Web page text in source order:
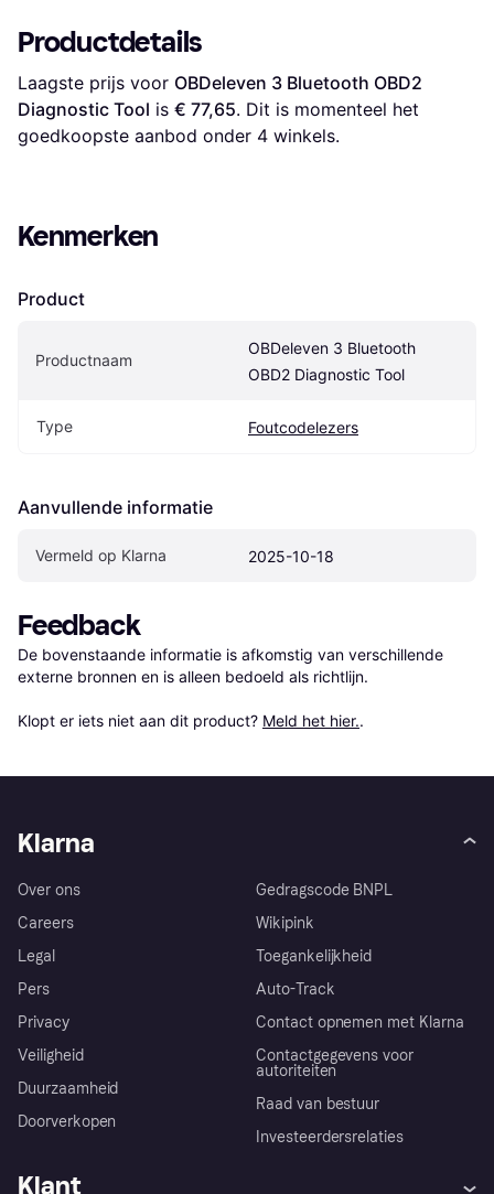
Productdetails
Laagste prijs voor OBDeleven 3 Bluetooth OBD2
Diagnostic Tool is € 77,65. Dit is momenteel het
goedkoopste aanbod onder 4 winkels.
Kenmerken
Product
Productnaam
OBDeleven 3 Bluetooth
OBD2 Diagnostic Tool
Type Foutcodelezers
Aanvullende informatie
Vermeld op Klarna 2025-10-18
Feedback
De bovenstaande informatie is afkomstig van verschillende
externe bronnen en is alleen bedoeld als richtlijn.
Klopt er iets niet aan dit product? Meld het hier..
Klarna
Over ons
Careers
Legal
Pers
Privacy
Veiligheid
Duurzaamheid
Doorverkopen
Gedragscode BNPL
Wikipink
Toegankelijkheid
Auto-Track
Contact opnemen met Klarna
Contactgegevens voor
autoriteiten
Raad van bestuur
Investeerdersrelaties
Klant